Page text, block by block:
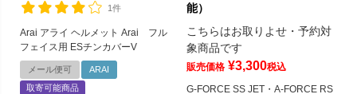
1件
Arai アライ ヘルメット Arai フル
フェイス用 ESチンカバーV
メール便可
ARAI
取寄可能商品
能）
こちらはお取りよせ・予約対
象商品です
販売価格 ¥3,300税込
G-FORCE SS JET・A-FORCE RS